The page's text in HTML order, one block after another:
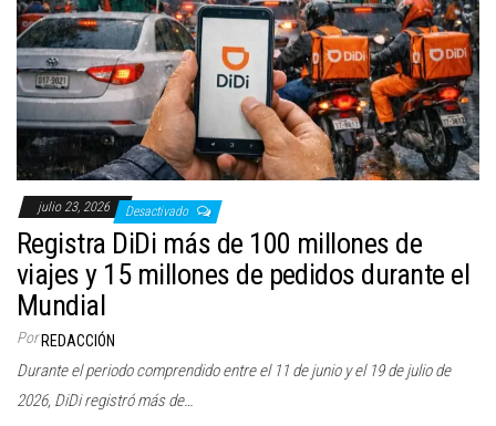
a
c
i
ó
n
julio 23, 2026 Desactivado
Registra DiDi más de 100 millones de
viajes y 15 millones de pedidos durante el
Mundial
Por REDACCIÓN
Durante el periodo comprendido entre el 11 de junio y el 19 de julio de
2026, DiDi registró más de…